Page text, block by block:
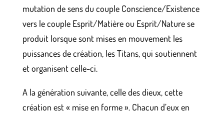
mutation de sens du couple Conscience/Existence
vers le couple Esprit/Matière ou Esprit/Nature se
produit lorsque sont mises en mouvement les
puissances de création, les Titans, qui soutiennent
et organisent celle-ci.
A la génération suivante, celle des dieux, cette
création est « mise en forme ». Chacun d’eux en